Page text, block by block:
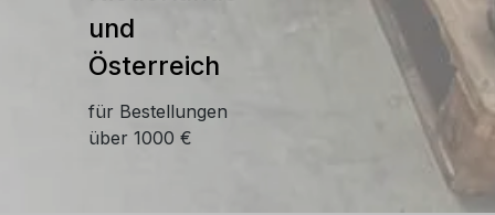
und
Österreich
für Bestellungen
über 1000 €